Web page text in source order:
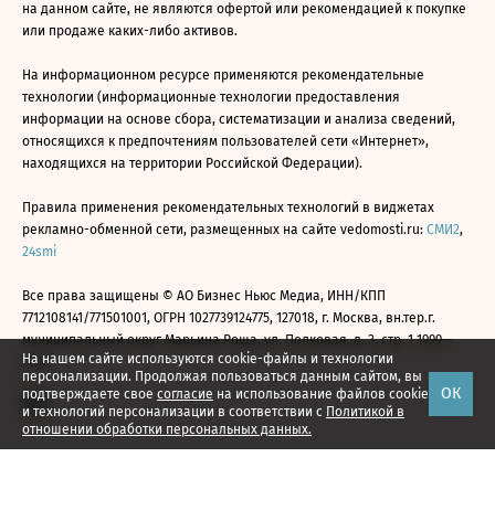
На нашем сайте используются cookie-файлы и технологии
персонализации. Продолжая пользоваться данным сайтом, вы
подтверждаете свое согласие на использование файлов cookie
и технологий персонализации в соответствии с Политикой в
отношении обработки персональных данных.
ОК
на данном сайте, не являются офертой или рекомендацией к покупке
или продаже каких-либо активов.
На информационном ресурсе применяются рекомендательные
технологии (информационные технологии предоставления
информации на основе сбора, систематизации и анализа сведений,
относящихся к предпочтениям пользователей сети «Интернет»,
находящихся на территории Российской Федерации).
Правила применения рекомендательных технологий в виджетах
рекламно-обменной сети, размещенных на сайте vedomosti.ru: СМИ2,
24smi
Все права защищены © АО Бизнес Ньюс Медиа, ИНН/КПП
7712108141/771501001, ОГРН 1027739124775, 127018, г. Москва, вн.тер.г.
муниципальный округ Марьина Роща, ул. Полковая, д. 3, стр. 1 1999—
2026